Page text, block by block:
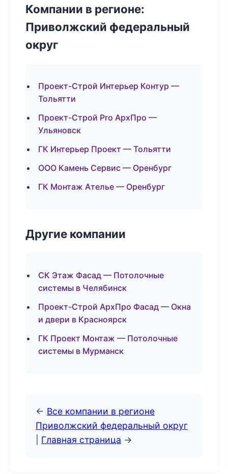
Компании в регионе:
Приволжский федеральный
округ
Проект-Строй Интерьер Контур —
Тольятти
Проект-Строй Pro АрхПро —
Ульяновск
ГК Интерьер Проект — Тольятти
ООО Камень Сервис — Оренбург
ГК Монтаж Ателье — Оренбург
Другие компании
СК Этаж Фасад — Потолочные
системы в Челябинск
Проект-Строй АрхПро Фасад — Окна
и двери в Красноярск
ГК Проект Монтаж — Потолочные
системы в Мурманск
← Все компании в регионе
Приволжский федеральный округ
Главная страница →